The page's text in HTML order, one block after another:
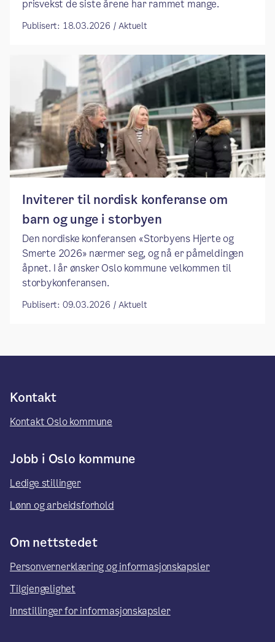
prisvekst de siste årene har rammet mange.
Publisert: 18.03.2026 / Aktuelt
Inviterer til nordisk konferanse om
barn og unge i storbyen
Den nordiske konferansen «Storbyens Hjerte og
Smerte 2026» nærmer seg, og nå er påmeldingen
åpnet. I år ønsker Oslo kommune velkommen til
storbykonferansen.
Publisert: 09.03.2026 / Aktuelt
Kontakt
Kontakt Oslo kommune
Jobb i Oslo kommune
Ledige stillinger
Lønn og arbeidsforhold
Om nettstedet
Personvernerklæring og informasjonskapsler
Tilgjengelighet
Innstillinger for informasjonskapsler